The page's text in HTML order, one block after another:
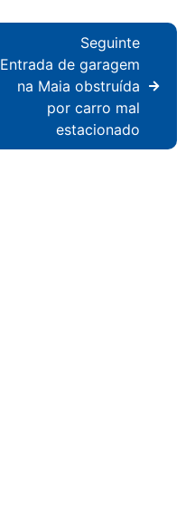
Seguinte
Entrada de garagem
na Maia obstruída
por carro mal
estacionado